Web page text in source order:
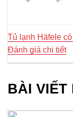
Tủ lạnh Häfele
Đánh giá chi tiết
BÀI VIẾT